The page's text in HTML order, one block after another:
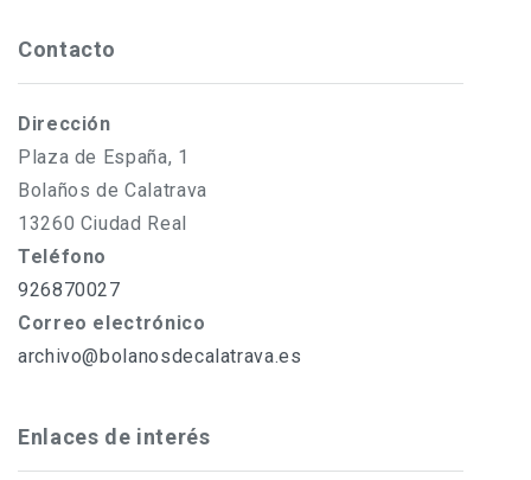
Contacto
Dirección
Plaza de España, 1
Bolaños de Calatrava
13260 Ciudad Real
Teléfono
926870027
Correo electrónico
archivo@bolanosdecalatrava.es
Enlaces de interés